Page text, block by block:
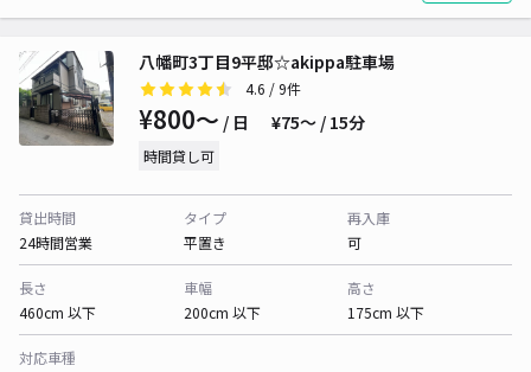
八幡町3丁目9平邸☆akippa駐車場
4.6 / 9件
¥800〜 / 日 ¥75〜 / 15分
時間貸し可
貸出時間
24時間営業
タイプ
平置き
再入庫
可
長さ
460cm 以下
車幅
200cm 以下
高さ
175cm 以下
対応車種